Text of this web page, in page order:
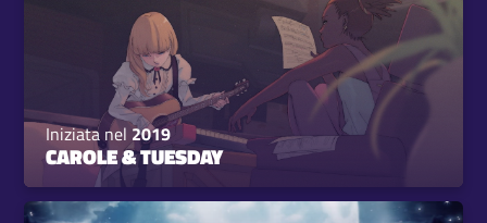
Iniziata nel 2019
CAROLE & TUESDAY